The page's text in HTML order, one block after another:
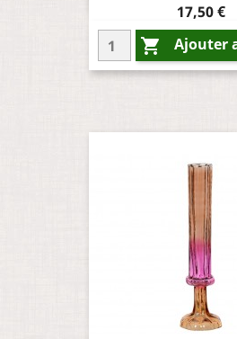
Prix
17,50 €
 Ajouter